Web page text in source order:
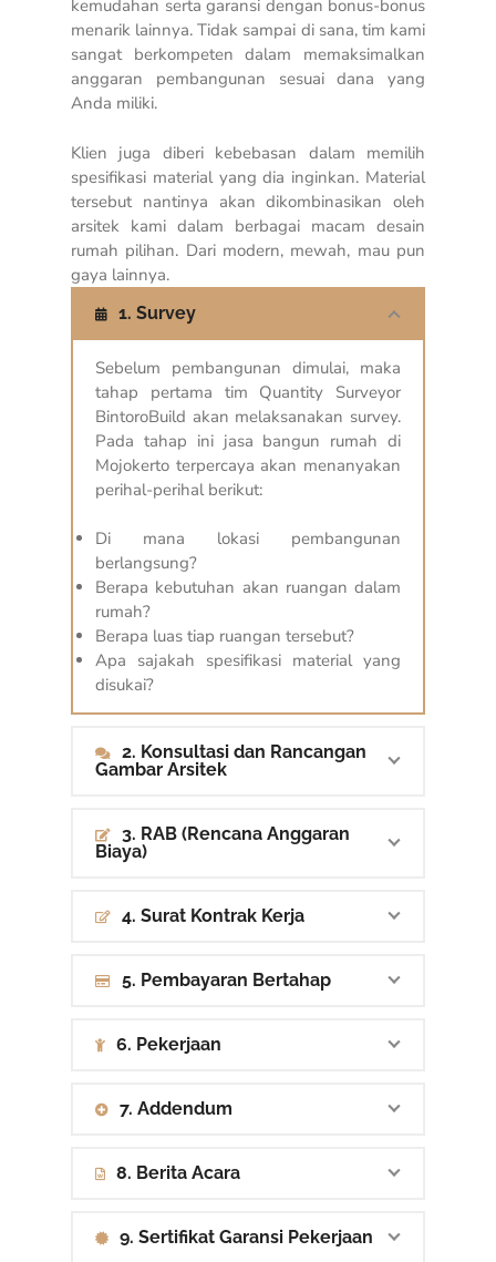
kemudahan serta garansi dengan bonus-bonus
menarik lainnya. Tidak sampai di sana, tim kami
sangat berkompeten dalam memaksimalkan
anggaran pembangunan sesuai dana yang
Anda miliki.
Klien juga diberi kebebasan dalam memilih
spesifikasi material yang dia inginkan. Material
tersebut nantinya akan dikombinasikan oleh
arsitek kami dalam berbagai macam desain
rumah pilihan. Dari modern, mewah, mau pun
gaya lainnya.
1. Survey
Sebelum pembangunan dimulai, maka
tahap pertama tim Quantity Surveyor
BintoroBuild akan melaksanakan survey.
Pada tahap ini jasa bangun rumah di
Mojokerto terpercaya akan menanyakan
perihal-perihal berikut:
Di mana lokasi pembangunan
berlangsung?
Berapa kebutuhan akan ruangan dalam
rumah?
Berapa luas tiap ruangan tersebut?
Apa sajakah spesifikasi material yang
disukai?
2. Konsultasi dan Rancangan
Gambar Arsitek
3. RAB (Rencana Anggaran
Biaya)
4. Surat Kontrak Kerja
5. Pembayaran Bertahap
6. Pekerjaan
7. Addendum
8. Berita Acara
9. Sertifikat Garansi Pekerjaan